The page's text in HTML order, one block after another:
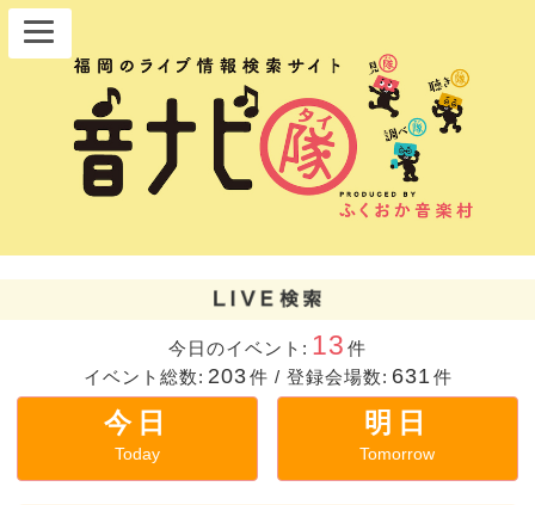
今日のイベント: 13 件
イベント総数: 203件 / 登録会場数: 631 件
今日
Today
明日
Tomorrow